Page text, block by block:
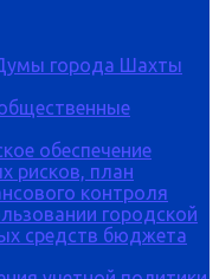
города Шахты
обеспечение
рисков, план
контроля
городской
средств бюджета